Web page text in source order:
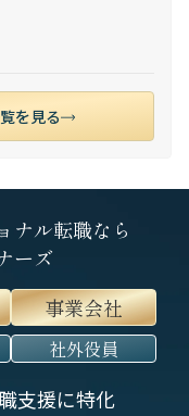
を見る
ナル転職なら
ーズ
事業会社
社外役員
支援に特化